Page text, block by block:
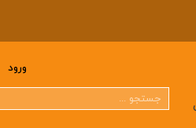
ورود